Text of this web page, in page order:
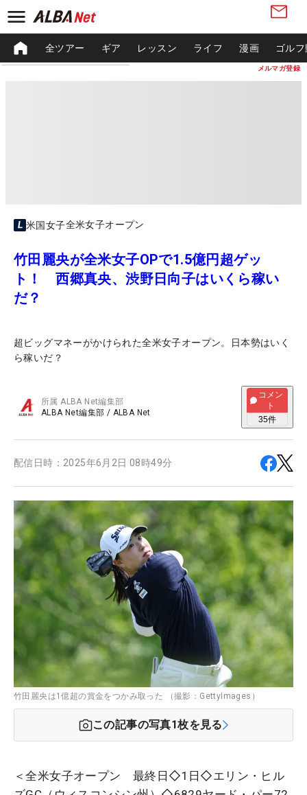
メルマガ登録
全ツアー ギア レッスン ライフ 漫画 ゴル
米国女子全米女子オープン
竹田麗央が全米女子OPで1.5億円超ゲッ
ト！ 西郷真央、渋野日向子はいくら稼い
だ？
超ビッグマネーがかけられた全米女子オープン。日本勢はいく
ら稼いだ？
所属ALBA Net編集部
ALBA Net編集部 / ALBA Net
コメン
ト
35件
配信日時： 2025年6月2日 08時49分
竹田麗央は1億超の賞金をつかみ取った （撮影：GettyImages）
この記事の写真1枚を見る
＜全米女子オープン 最終日◇1日◇エリン・ヒル